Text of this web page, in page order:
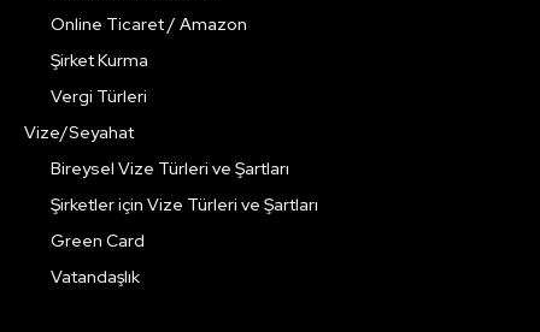
Online Ticaret / Amazon
Şirket Kurma
Vergi Türleri
Vize/Seyahat
Bireysel Vize Türleri ve Şartları
Şirketler için Vize Türleri ve Şartları
Green Card
Vatandaşlık